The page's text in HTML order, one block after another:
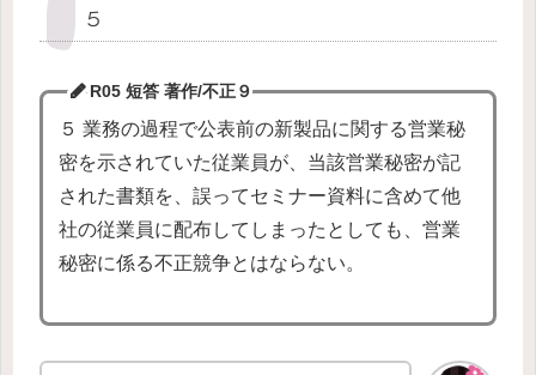
５
R05 短答 著作/不正９
５ 業務の過程で公表前の新製品に関する営業秘
密を示されていた従業員が、当該営業秘密が記
された書類を、誤ってセミナー資料に含めて他
社の従業員に配布してしまったとしても、営業
秘密に係る不正競争とはならない。